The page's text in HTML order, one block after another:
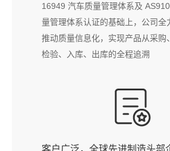
16949 汽车质量管理体系及
量管理体系认证的基础上，公司全
推动质量信息化，实现产品从采购
检验、入库、出库的全程追溯
客户广泛，全球先进制造头部